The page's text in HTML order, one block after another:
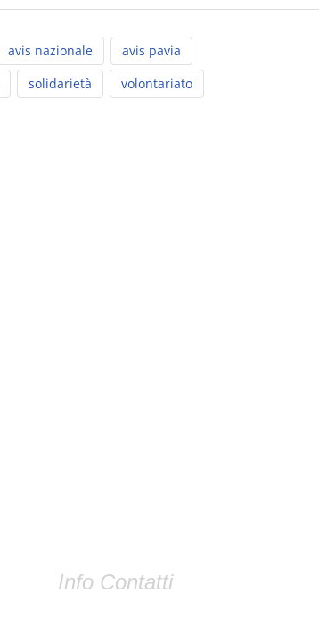
avis nazionale
avis pavia
solidarietà volontariato
Info Contatti